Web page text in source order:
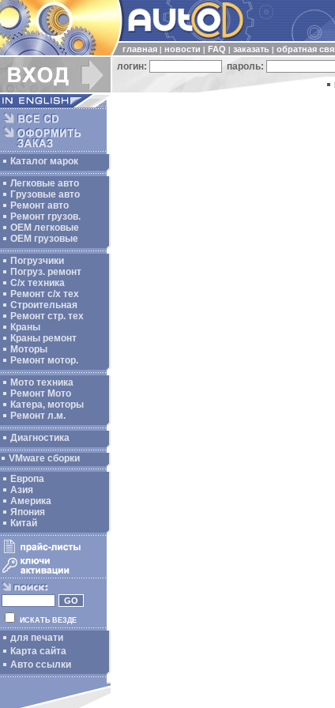
главная новости FAQ заказать обратная
логин: пароль:
Каталог марок
Легковые авто
Грузовые авто
Ремонт авто
Ремонт грузов.
ОЕМ легковые
OEM грузовые
Погрузчики
Погруз. ремонт
С/х техника
Ремонт с/х тех
Строительная
Ремонт стр. тех
Краны
Краны ремонт
Моторы
Ремонт мотор.
Мото техника
Ремонт Мото
Катера, моторы
Ремонт л.м.
Диагностика
VMware сборки
Европа
Азия
Америка
Япония
Китай
ИСКАТЬ ВЕЗДЕ
для печати
Карта сайта
Авто ссылки